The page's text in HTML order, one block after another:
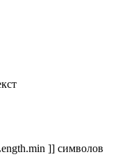
]] символов